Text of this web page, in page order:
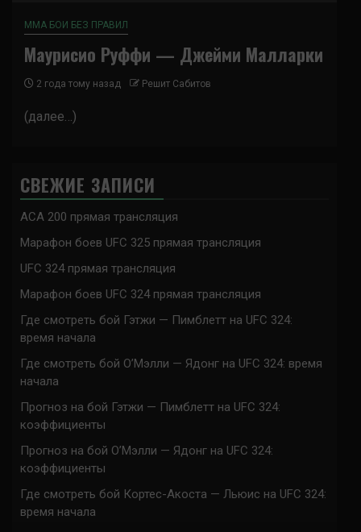
ММА БОИ БЕЗ ПРАВИЛ
Маурисио Руффи — Джейми Малларки
2 года тому назад Решит Сабитов
(далее…)
СВЕЖИЕ ЗАПИСИ
ACA 200 прямая трансляция
Марафон боев UFC 325 прямая трансляция
UFC 324 прямая трансляция
Марафон боев UFC 324 прямая трансляция
Где смотреть бой Гэтжи — Пимблетт на UFC 324:
время начала
Где смотреть бой О’Мэлли — Ядонг на UFC 324: время
начала
Прогноз на бой Гэтжи — Пимблетт на UFC 324:
коэффициенты
Прогноз на бой О’Мэлли — Ядонг на UFC 324:
коэффициенты
Где смотреть бой Кортес-Акоста — Льюис на UFC 324:
время начала